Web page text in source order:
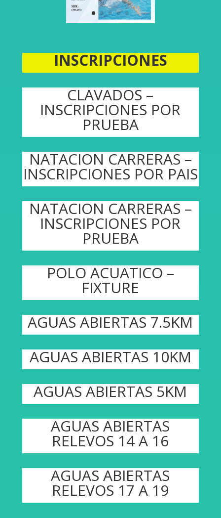
INSCRIPCIONES
CLAVADOS –
INSCRIPCIONES POR
PRUEBA
NATACION CARRERAS –
INSCRIPCIONES POR PAIS
NATACION CARRERAS –
INSCRIPCIONES POR
PRUEBA
POLO ACUATICO –
FIXTURE
AGUAS ABIERTAS 7.5KM
AGUAS ABIERTAS 10KM
AGUAS ABIERTAS 5KM
AGUAS ABIERTAS
RELEVOS 14 A 16
AGUAS ABIERTAS
RELEVOS 17 A 19